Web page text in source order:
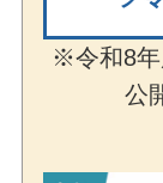
※令和8年
公